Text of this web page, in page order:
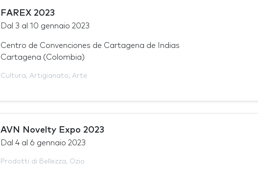
FAREX 2023
Dal 3 al 10 gennaio 2023
Centro de Convenciones de Cartagena de Indias
Cartagena (Colombia)
Cultura, Artigianato, Arte
AVN Novelty Expo 2023
Dal 4al 6 gennaio 2023
Prodotti di Bellezza, Ozio